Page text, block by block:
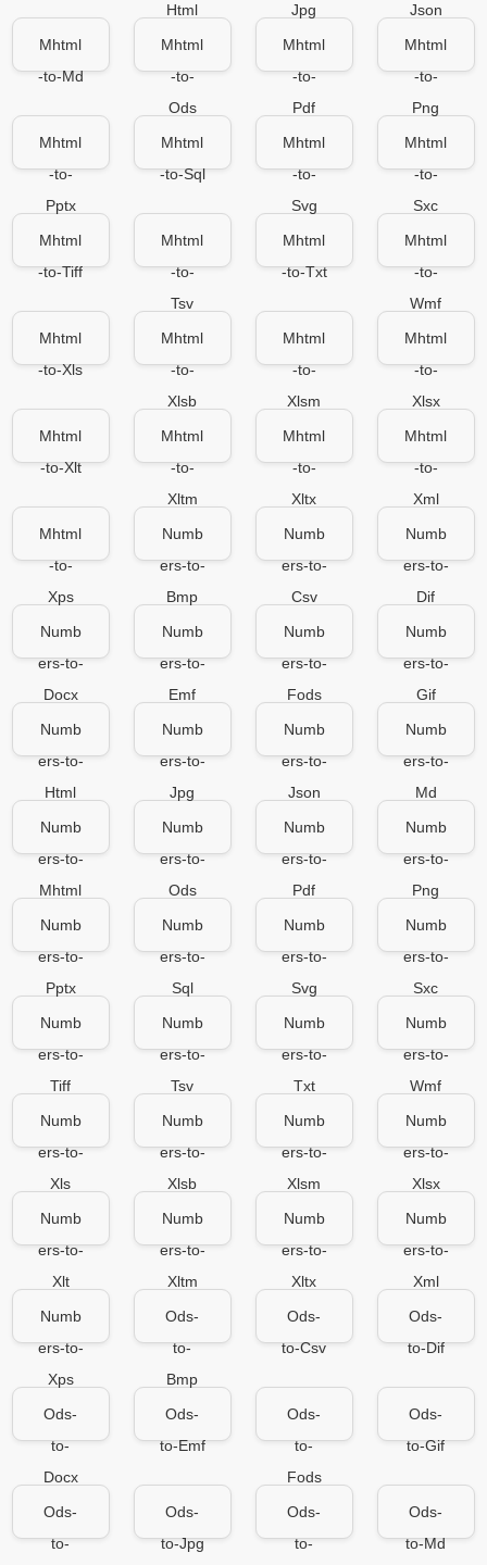
Html
Jpg
Json
Mhtml
-to-Md
Mhtml
-to-
Ods
Mhtml
-to-
Pdf
Mhtml
-to-
Png
Mhtml
-to-
Pptx
Mhtml
-to-Sql
Mhtml
-to-
Svg
Mhtml
-to-
Sxc
Mhtml
-to-Tiff
Mhtml
-to-
Tsv
Mhtml
-to-Txt
Mhtml
-to-
Wmf
Mhtml
-to-Xls
Mhtml
-to-
Xlsb
Mhtml
-to-
Xlsm
Mhtml
-to-
Xlsx
Mhtml
-to-Xlt
Mhtml
-to-
Xltm
Mhtml
-to-
Xltx
Mhtml
-to-
Xml
Mhtml
-to-
Xps
Numb
ers-to-
Bmp
Numb
ers-to-
Csv
Numb
ers-to-
Dif
Numb
ers-to-
Docx
Numb
ers-to-
Emf
Numb
ers-to-
Fods
Numb
ers-to-
Gif
Numb
ers-to-
Html
Numb
ers-to-
Jpg
Numb
ers-to-
Json
Numb
ers-to-
Md
Numb
ers-to-
Mhtml
Numb
ers-to-
Ods
Numb
ers-to-
Pdf
Numb
ers-to-
Png
Numb
ers-to-
Pptx
Numb
ers-to-
Sql
Numb
ers-to-
Svg
Numb
ers-to-
Sxc
Numb
ers-to-
Tiff
Numb
ers-to-
Tsv
Numb
ers-to-
Txt
Numb
ers-to-
Wmf
Numb
ers-to-
Xls
Numb
ers-to-
Xlsb
Numb
ers-to-
Xlsm
Numb
ers-to-
Xlsx
Numb
ers-to-
Xlt
Numb
ers-to-
Xltm
Numb
ers-to-
Xltx
Numb
ers-to-
Xml
Numb
ers-to-
Xps
Ods-
to-
Bmp
Ods-
to-Csv
Ods-
to-Dif
Ods-
to-
Docx
Ods-
to-Emf
Ods-
to-
Fods
Ods-
to-Gif
Ods-
to-
Ods-
to-Jpg
Ods-
to-
Ods-
to-Md